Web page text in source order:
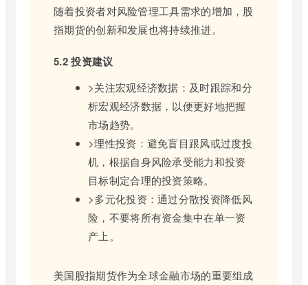
随着投资者对风险管理工具需求的增加，股
指期货的创新和发展也将持续推进。
5.2 投资建议
>关注宏观经济数据：及时跟踪和分
析宏观经济数据，以便更好地把握
市场趋势。
>理性投资：避免盲目跟风或过度投
机，根据自身风险承受能力和投资
目标制定合理的投资策略。
>多元化投资：通过分散投资降低风
险，不要将所有资金集中在单一资
产上。
美国股指期货作为全球金融市场的重要组成